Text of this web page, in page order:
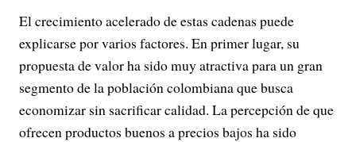
El crecimiento acelerado de estas cadenas puede
explicarse por varios factores. En primer lugar, su
propuesta de valor ha sido muy atractiva para un gran
segmento de la población colombiana que busca
economizar sin sacrificar calidad. La percepción de que
ofrecen productos buenos a precios bajos ha sido